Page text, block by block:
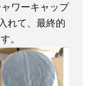
ワーキャップ
れて、最終的
。